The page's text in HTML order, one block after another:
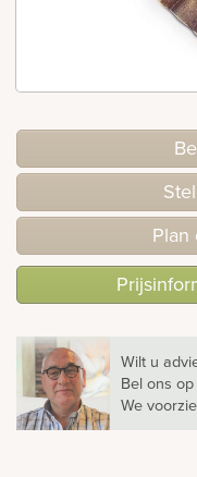
Stel
Plan
Wilt u
Bel ons op
We